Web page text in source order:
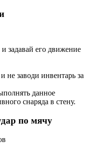
задавай его движение
не заводи инвентарь за
данное
снаряда в стену.
по мячу